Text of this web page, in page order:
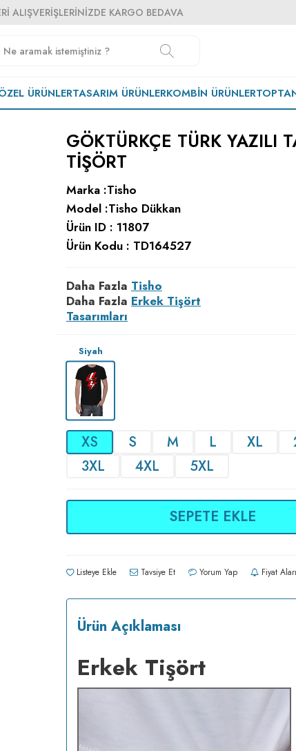
ALIŞVERIŞLERINIZDE KARGO BEDAVA
ÜRÜNLERTASARIM ÜRÜNLERKOMBIN ÜRÜNLER
GÖKTÜRKÇE TÜRK YAZILI
TIŞÖRT
Marka :Tisho
Model :Tisho Dükkan
Ürün ID : 11807
Ürün Kodu : TD164527
Daha Fazla Tisho
Daha Fazla Erkek Tişört
Tasarımları
Siyah
XS S M L XL
3XL
4XL 5XL
SEPETE EKLE
Listeye Ekle Tavsiye Et Yorum Yap Fiyat
Ürün Açıklaması
Erkek Tişört